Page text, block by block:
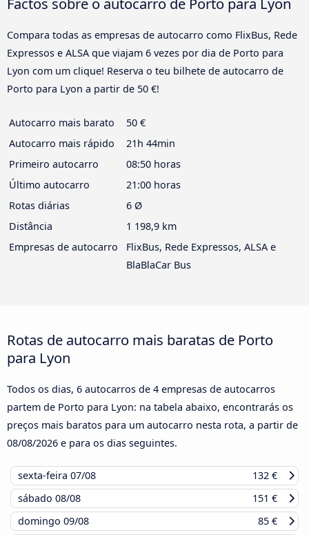
Compara todas as empresas de autocarro como FlixBus, Rede
Expressos e ALSA que viajam 6 vezes por dia de Porto para
Lyon com um clique! Reserva o teu bilhete de autocarro de
Porto para Lyon a partir de 50 €!
Autocarro mais barato
50 €
Autocarro mais rápido
21h 44min
Primeiro autocarro
08:50 horas
Último autocarro
21:00 horas
Rotas diárias
6 Ø
Distância
1 198,9 km
Empresas de autocarro
FlixBus, Rede Expressos, ALSA e
BlaBlaCar Bus
Rotas de autocarro mais baratas de Porto
para Lyon
Todos os dias, 6 autocarros de 4 empresas de autocarros
partem de Porto para Lyon: na tabela abaixo, encontrarás os
preços mais baratos para um autocarro nesta rota, a partir de
08/08/2026 e para os dias seguintes.
sexta-feira 07/08
132 €
sábado 08/08
151 €
domingo 09/08
85 €